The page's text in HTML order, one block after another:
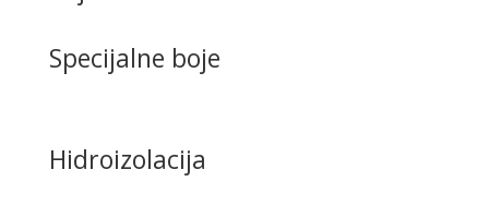
Specijalne boje
Hidroizolacija